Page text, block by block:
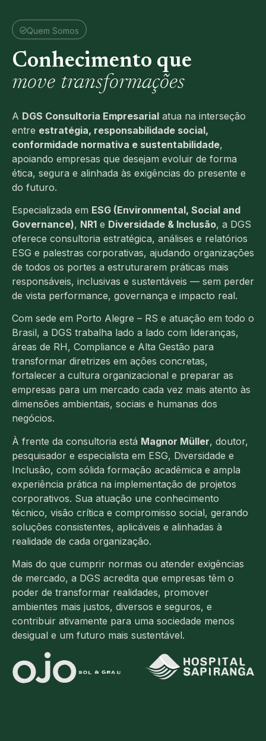
Quem Somos
Conhecimento que
move transformações
A DGS Consultoria Empresarial atua na interseção
entre estratégia, responsabilidade social,
conformidade normativa e sustentabilidade,
apoiando empresas que desejam evoluir de forma
ética, segura e alinhada às exigências do presente e
do futuro.
Especializada em ESG (Environmental, Social and
Governance), NR1 e Diversidade & Inclusão, a DGS
oferece consultoria estratégica, análises e relatórios
ESG e palestras corporativas, ajudando organizações
de todos os portes a estruturarem práticas mais
responsáveis, inclusivas e sustentáveis — sem perder
de vista performance, governança e impacto real.
Com sede em Porto Alegre – RS e atuação em todo o
Brasil, a DGS trabalha lado a lado com lideranças,
áreas de RH, Compliance e Alta Gestão para
transformar diretrizes em ações concretas,
fortalecer a cultura organizacional e preparar as
empresas para um mercado cada vez mais atento às
dimensões ambientais, sociais e humanas dos
negócios.
À frente da consultoria está Magnor Müller, doutor,
pesquisador e especialista em ESG, Diversidade e
Inclusão, com sólida formação acadêmica e ampla
experiência prática na implementação de projetos
corporativos. Sua atuação une conhecimento
técnico, visão crítica e compromisso social, gerando
soluções consistentes, aplicáveis e alinhadas à
realidade de cada organização.
Mais do que cumprir normas ou atender exigências
de mercado, a DGS acredita que empresas têm o
poder de transformar realidades, promover
ambientes mais justos, diversos e seguros, e
contribuir ativamente para uma sociedade menos
desigual e um futuro mais sustentável.